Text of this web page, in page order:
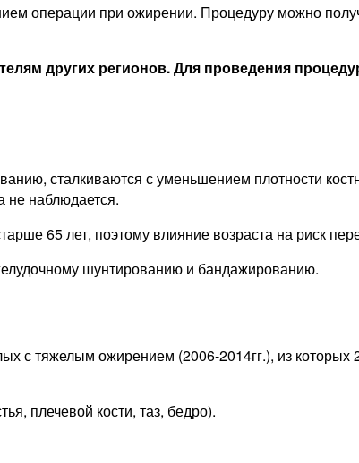
операции при ожирении. Процедуру можно
других регионов. Для проведения
сталкиваются с уменьшением плотности
не наблюдается.
65 лет, поэтому влияние возраста на риск
шунтированию и бандажированию.
с тяжелым ожирением (2006-2014гг.), из
плечевой кости, таз, бедро).